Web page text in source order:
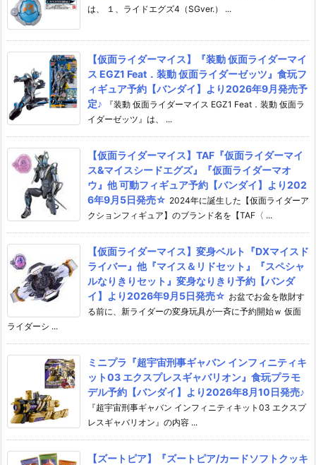
は、 １、ライドエグズ4（SGver.） ...
【仮面ライダーマイス】『装動 仮面ライダーマイ
ス EGZ1 Feat．装動 仮面ライダーゼッツ』食玩フ
ィギュア予約【バンダイ】より2026年9月発売予
定♪
『装動 仮面ライダーマイス EGZ1 Feat．装動 仮面ラ
イダーゼッツ』は、 ...
【仮面ライダーマイス】TAF『仮面ライダーマイ
ス&マイスシードエグズ』『仮面ライダーマオ
ウ』他 可動フィギュア予約【バンダイ】より202
6年9月5日発売☆ 2024年に誕生した【仮面ライダーア
クションフィギュア】のブランド名を【TAF〈 ...
【仮面ライダーマイス】変身ベルト『DXマイスド
ライバー』他『マイス＆リドセット』『スペシャ
ルなりきりセット』変身なりきり予約【バンダ
イ】より2026年9月5日発売☆ お盆でお金を散財す
る前に、新ライダーの変身玩具が一斉に予約開始ｗ 仮面
ライダーシ ...
ミニプラ『超宇宙刑事ギャバン インフィニティキ
ット03 エクスプレスギャバリオン』食玩プラモ
デル予約【バンダイ】より2026年8月10日発売♪
『超宇宙刑事ギャバン インフィニティキット03 エクスプ
レスギャバリオン』の内容 ...
【ズートピア】『ズートピア/カードソフトクッキ